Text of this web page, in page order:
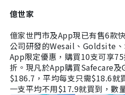
億世家
億家世門市及App現已有售6款
公司研發的Wesail、Goldsite
App限定優惠，購買10支可享
折。現凡於App購買Safecare
$186.7，平均每支只需$18.6就
一支平均不用$17.9就買到，數